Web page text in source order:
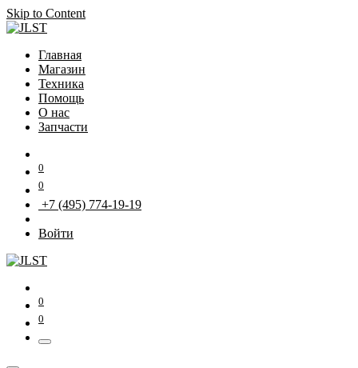
Skip to Content
Главная
Магазин
Техника
Помощь
О нас
Запчасти
0
0
+7 (495) 774-19-19
Войти
0
0